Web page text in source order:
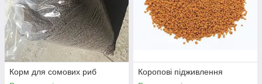
Корм для сомових риб
Коропові підживлення